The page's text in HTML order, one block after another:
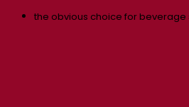
the obvious choice for beverage